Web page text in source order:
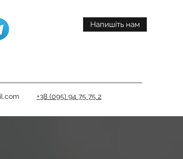
Напишіть нам
+38 (095) 94 75 75 2